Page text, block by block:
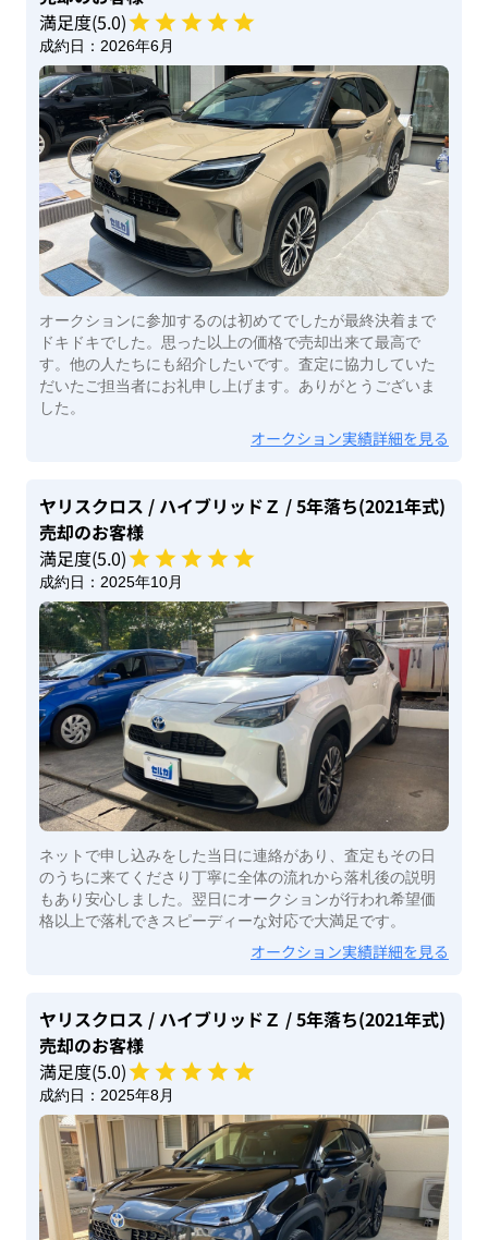
満足度(5.0)
成約日： 2026年6月
オークションに参加するのは初めてでしたが最終決着まで
ドキドキでした。思った以上の価格で売却出来て最高で
す。他の人たちにも紹介したいです。査定に協力していた
だいたご担当者にお礼申し上げます。ありがとうございま
した。
オークション実績詳細を見る
ヤリスクロス / ハイブリッドＺ / 5年落ち(2021年式)
売却のお客様
満足度(5.0)
成約日： 2025年10月
ネットで申し込みをした当日に連絡があり、査定もその日
のうちに来てくださり丁寧に全体の流れから落札後の説明
もあり安心しました。翌日にオークションが行われ希望価
格以上で落札できスピーディーな対応で大満足です。
オークション実績詳細を見る
ヤリスクロス / ハイブリッドＺ / 5年落ち(2021年式)
売却のお客様
満足度(5.0)
成約日： 2025年8月